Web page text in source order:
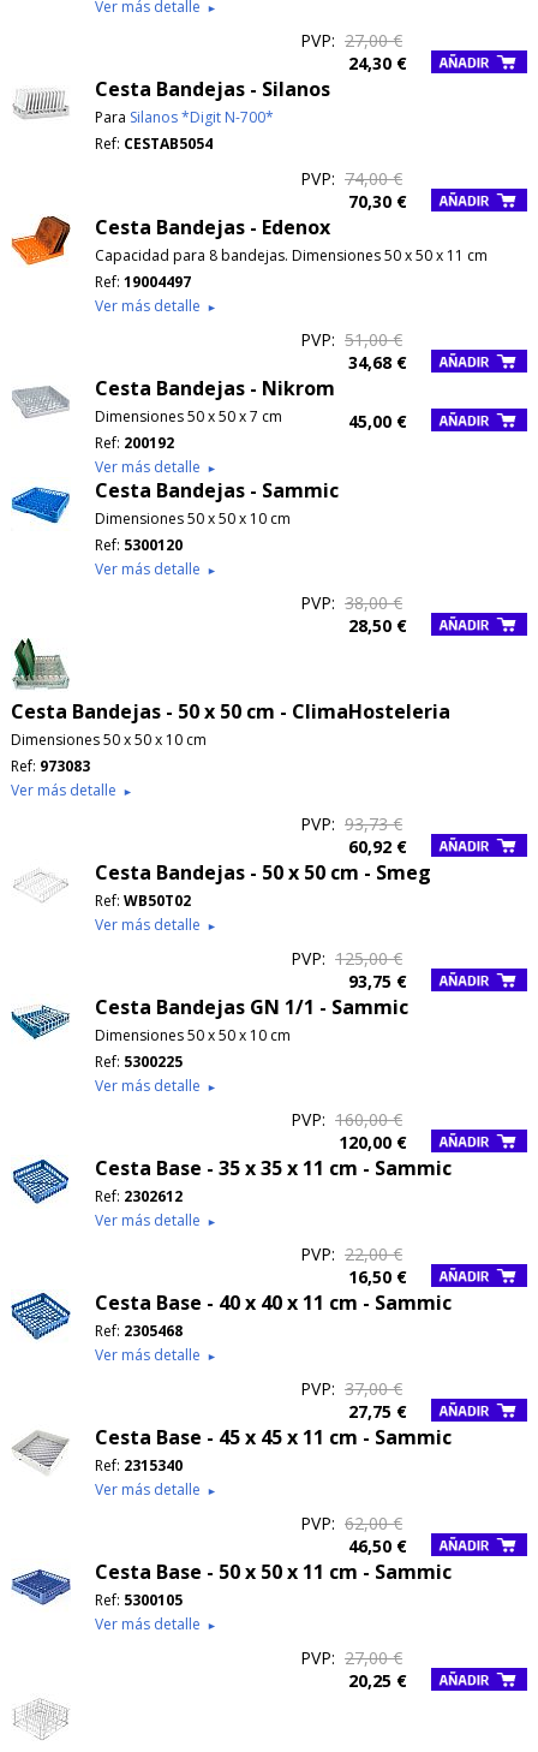
Ver más detalle ►
PVP: 27,00 €
24,30 €
Cesta Bandejas - Silanos
Para Silanos *Digit N-700*
Ref: CESTAB5054
PVP: 74,00 €
70,30 €
Cesta Bandejas - Edenox
Capacidad para 8 bandejas. Dimensiones 50 x 50 x 11 cm
Ref: 19004497
Ver más detalle ►
PVP: 51,00 €
34,68 €
Cesta Bandejas - Nikrom
Dimensiones 50 x 50 x 7 cm
Ref: 200192
Ver más detalle ►
45,00 €
Cesta Bandejas - Sammic
Dimensiones 50 x 50 x 10 cm
Ref: 5300120
Ver más detalle ►
PVP: 38,00 €
28,50 €
Cesta Bandejas - 50 x 50 cm - ClimaHosteleria
Dimensiones 50 x 50 x 10 cm
Ref: 973083
Ver más detalle ►
PVP: 93,73 €
60,92 €
Cesta Bandejas - 50 x 50 cm - Smeg
Ref: WB50T02
Ver más detalle ►
PVP: 125,00 €
93,75 €
Cesta Bandejas GN 1/1 - Sammic
Dimensiones 50 x 50 x 10 cm
Ref: 5300225
Ver más detalle ►
PVP: 160,00 €
120,00 €
Cesta Base - 35 x 35 x 11 cm - Sammic
Ref: 2302612
Ver más detalle ►
PVP: 22,00 €
16,50 €
Cesta Base - 40 x 40 x 11 cm - Sammic
Ref: 2305468
Ver más detalle ►
PVP: 37,00 €
27,75 €
Cesta Base - 45 x 45 x 11 cm - Sammic
Ref: 2315340
Ver más detalle ►
PVP: 62,00 €
46,50 €
Cesta Base - 50 x 50 x 11 cm - Sammic
Ref: 5300105
Ver más detalle ►
PVP: 27,00 €
20,25 €